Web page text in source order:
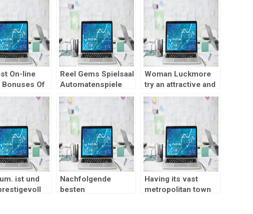
On-line
Of
Reel Gems Spielsaal
Automatenspiele
Auflistung Dark
Lagoon
Spielautomat Bei 20
Linien Mediante bloc
Woman Luckmore
try an attractive and
trendy online casino
you to caters to
cellular members
ist und
Nachfolgende
besten
Having its vast
metropolitan town